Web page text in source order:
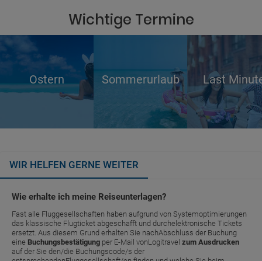
Wichtige Termine
Ostern Sommerurlaub Last
WIR HELFEN GERNE WEITER
Wie erhalte ich meine Reiseunterlagen?
Fast alle Fluggesellschaften haben aufgrund von Systemoptimierungen
das klassische Flugticket abgeschafft und durchelektronische Tickets
ersetzt. Aus diesem Grund erhalten Sie nachAbschluss der Buchung
eine Buchungsbestätigung per E-Mail vonLogitravel zum Ausdrucken
auf der Sie den/die Buchungscode/s der